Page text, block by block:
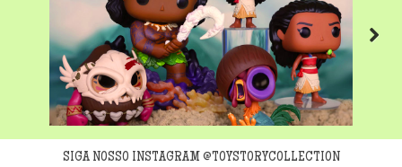
Next
SIGA NOSSO INSTAGRAM @TOYSTORYCOLLECTION